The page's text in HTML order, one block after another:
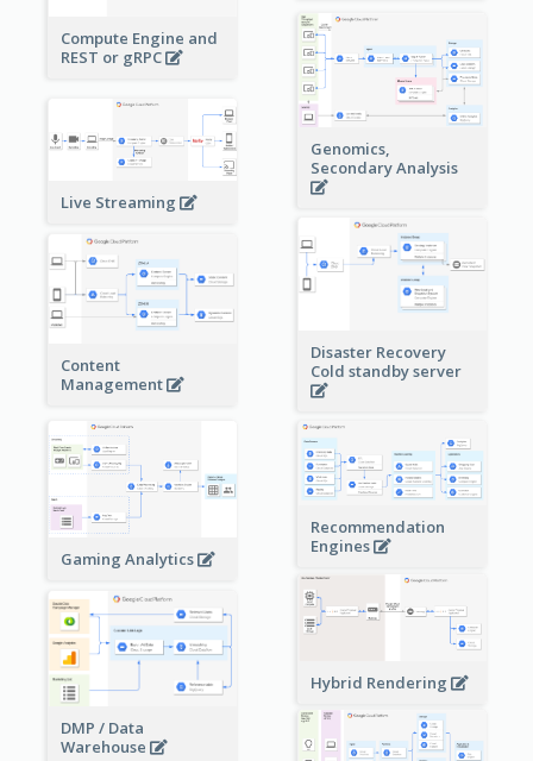
Compute Engine and
REST or gRPC
Genomics,
Secondary Analysis
Live Streaming
Disaster Recovery
Cold standby server
Content
Management
Gaming Analytics
Recommendation
Engines
Hybrid Rendering
DMP / Data
Warehouse